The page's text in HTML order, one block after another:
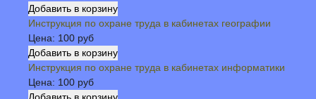
Инструкция по охране труда в кабинетах географии
Цена: 100 руб
Инструкция по охране труда в кабинетах информатики
Цена: 100 руб